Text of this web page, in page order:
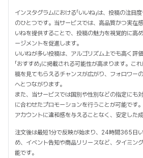
インスタグラムにおける「いいね」は、投稿の注目
のひとつです。当サービスでは、高品質かつ実在
いねを提供することで、投稿の魅力を視覚的に高
ージメントを促進します。
いいねが多い投稿は、アルゴリズム上でも高く評価
「おすすめ」に掲載される可能性が高まります。こ
稿を見てもらえるチャンスが広がり、フォロワー
へとつながります。
また、当サービスでは国別や性別などの指定にも
に合わせたプロモーションを行うことが可能です
アカウントに違和感を与えることなく、安定した
注文後は最短1分で反映が始まり、24時間365日
め、イベント告知や商品リリースなど、タイミン
能です。